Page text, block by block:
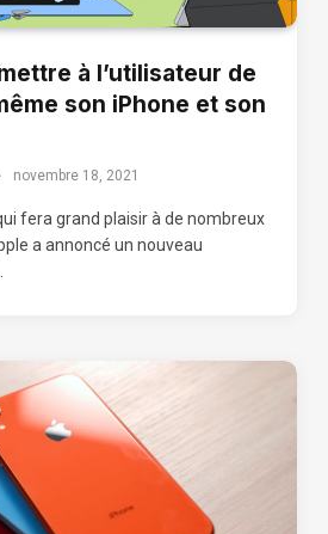
à l’utilisateur de
son iPhone et son
novembre 18, 2021
fera grand plaisir à de nombreux
a annoncé un nouveau